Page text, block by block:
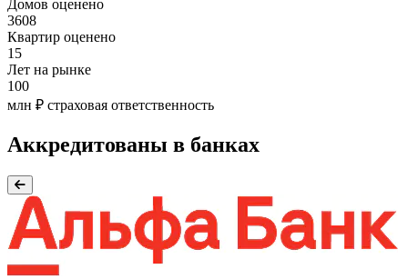
Домов оценено
3608
Квартир оценено
15
Лет на рынке
100
млн ₽ страховая ответственность
Аккредитованы в банках